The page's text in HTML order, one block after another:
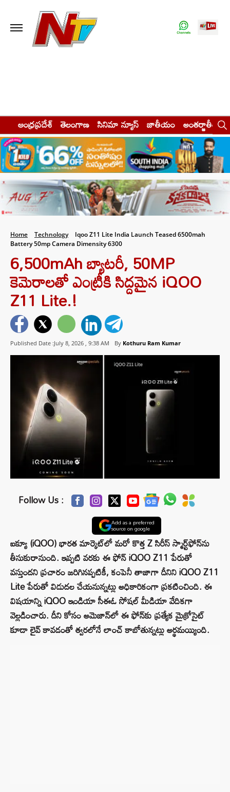
ఆంధ్రప్రదేశ్ తెలంగాణ సినిమా న్యూస్ జాతీయం అంతర్జాతీయం
Home Technology
Iqoo Z11 Lite India Launch Teased 6500mah
Battery 50mp Camera Dimensity 6300
6,500mAh బ్యాటరీ, 50MP
కెమెరాలతో ఎంట్రీకి సిద్దమైన iQOO
Z11 Lite.!
Published Date :July 8, 2026 , 9:38 AM By Kothuru Ram Kumar
Follow Us :
Add as a preferred
source on google
ఐక్యూ (iQOO) భారత మార్కెట్‌లో మరో కొత్త Z సిరీస్ స్మార్ట్‌ఫోన్‌ను
తీసుకురానుంది. ఇప్పటి వరకు ఈ ఫోన్ iQOO Z11 పేరుతో
వస్తుందని ప్రచారం జరిగినప్పటికీ, కంపెనీ తాజాగా దీనిని iQOO Z11
Lite పేరుతో విడుదల చేయనున్నట్లు అధికారికంగా ప్రకటించింది. ఈ
విషయాన్ని iQOO ఇండియా సీఈఓ సోషల్ మీడియా వేదికగా
వెల్లడించారు. దీని కోసం అమెజాన్‌లో ఈ ఫోన్‌కు ప్రత్యేక మైక్రోసైట్
కూడా లైవ్ కావడంతో త్వరలోనే లాంచ్ కాబోతున్నట్లు అర్థమయ్యింది.